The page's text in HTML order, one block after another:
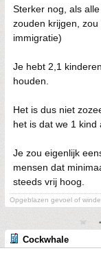
Sterker nog, als
zouden krijgen,
immigratie)
Je hebt 2,1
houden.
Het is dus niet
het is dat we 1 kind
Je zou eigenlijk
mensen dat
steeds vrij hoog.
Opgeblazen gevoel of
Cockwhale